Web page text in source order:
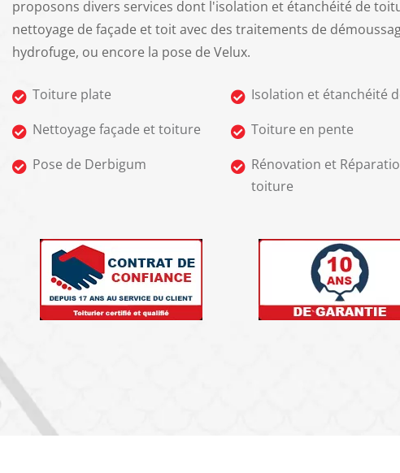
proposons divers services dont l'isolation et étanchéité de
nettoyage de façade et toit avec des traitements de
hydrofuge, ou encore la pose de Velux.
Toiture plate
Isolation et étanchéité
Nettoyage façade et toiture
Toiture en pente
Pose de Derbigum
Rénovation et
toiture